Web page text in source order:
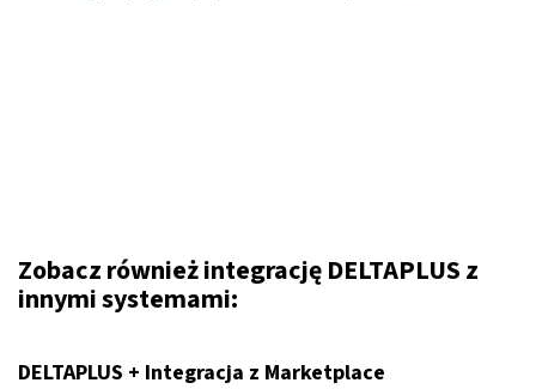
Zobacz również integrację DELTAPLUS z
innymi systemami:
DELTAPLUS + Integracja z Marketplace